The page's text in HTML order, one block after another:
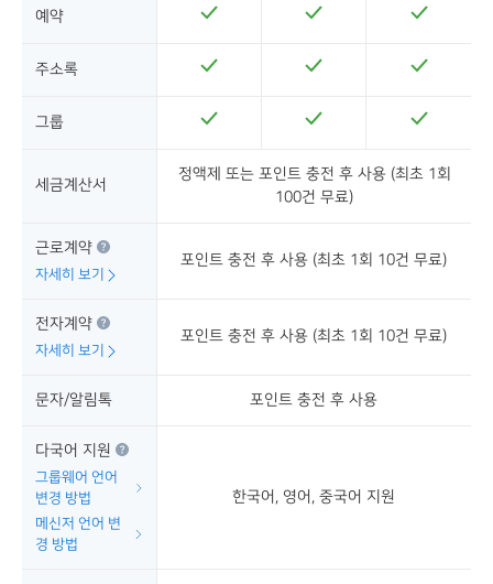
예약
주소록
그룹
세금계산서
정액제 또는 포인트 충전 후 사용 (최초 1회
100건 무료)
근로계약
자세히 보기
포인트 충전 후 사용 (최초 1회 10건 무료)
전자계약
자세히 보기
포인트 충전 후 사용 (최초 1회 10건 무료)
문자/알림톡 포인트 충전 후 사용
다국어 지원
그룹웨어 언어
변경 방법
메신저 언어 변
경 방법
한국어, 영어, 중국어 지원